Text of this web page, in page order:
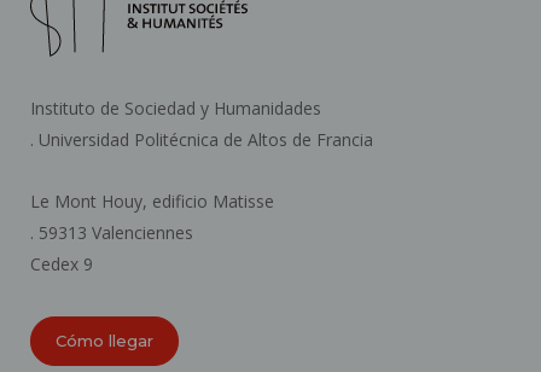
Instituto de Sociedad y Humanidades
. Universidad Politécnica de Altos de Francia
Le Mont Houy, edificio Matisse
. 59313 Valenciennes
Cedex 9
Cómo llegar